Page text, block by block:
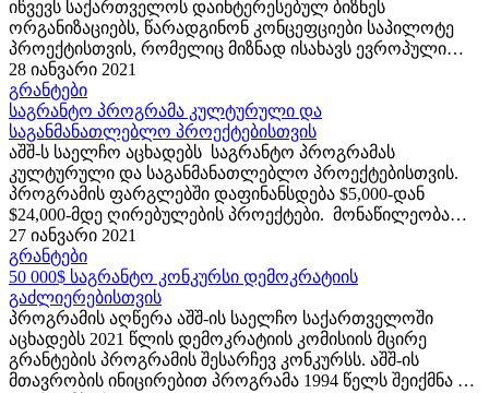
იწვევს საქართველოს დაინტერესებულ ბიზნეს
ორგანიზაციებს, წარადგინონ კონცეფციები საპილოტე
პროექტისთვის, რომელიც მიზნად ისახავს ევროპული
ბიზნესის და ეკონომიკური ინტერესების ხელშეწყობას.
პროექტის მიზნები პროექტის მიზანია ბიზნესის
კოორდინირებული და აქტიური მოქმედებების
წახალისება,...
28 იანვარი 2021
გრანტები
საგრანტო პროგრამა კულტურული და
საგანმანათლებლო პროექტებისთვის
აშშ-ს საელჩო აცხადებს საგრანტო პროგრამას
კულტურული და საგანმანათლებლო პროექტებისთვის.
პროგრამის ფარგლებში დაფინანსდება $5,000-დან
$24,000-მდე ღირებულების პროექტები. მონაწილეობა
შეუძლიათ აშშ-სა და საქართველოში რეგისტრირებულ
არაკომერციულ ორგანიზაციებს, ინდივიდებს,
არაკომერციულ ან სამთავრობო საგანმანათლებლო
ინსტიტუტებს....
27 იანვარი 2021
გრანტები
50 000$ საგრანტო კონკურსი დემოკრატიის
გაძლიერებისთვის
პროგრამის აღწერა აშშ-ის საელჩო საქართველოში
აცხადებს 2021 წლის დემოკრატიის კომისიის მცირე
გრანტების პროგრამის შესარჩევ კონკურსს. აშშ-ის
მთავრობის ინიცირებით პროგრამა 1994 წელს შეიქმნა და